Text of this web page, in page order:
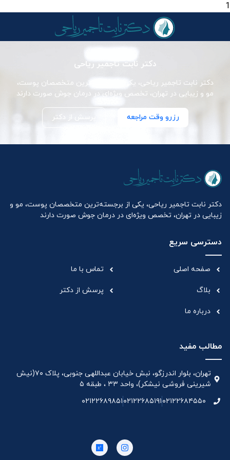
1
دکتر نابت تاجمیر ریاحی
دکتر نابت تاجمیر ریاحی، یکی از برجسته‌ترین متخصصان پوست،
مو و زیبایی در تهران، تخصص ویژه‌ای در درمان جوش صورت دارند
رزرو وقت مراجعه پرسش از دکتر
دکتر نابت تاجمیر ریاحی، یکی از برجسته‌ترین متخصصان پوست، مو و
زیبایی در تهران، تخصص ویژه‌ای در درمان جوش صورت دارند
دسترسی سریع
صفحه اصلی
بلاگ
درباره ما
تماس با ما
پرسش از دکتر
مطالب مفید
تهران، بلوار اندرزگو، نبش خیابان عبداللهی جنوبی، پلاک ۷۰(نیش
شیرینی فروشی نیشکر)، واحد ۳۳ ، طبقه ۵
۰۲۱۲۲۶۸۴۵۵۰۰۲۱۲۲۶۸۵۱۹۱۰۲۱۲۲۶۸۹۸۵۱